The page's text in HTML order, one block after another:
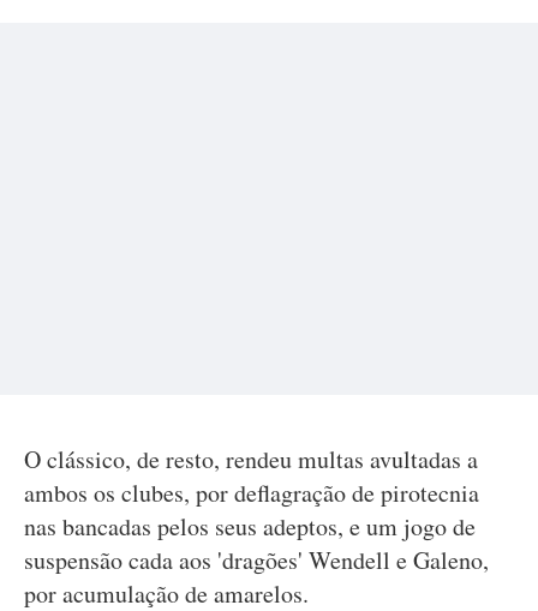
O clássico, de resto, rendeu multas avultadas a
ambos os clubes, por deflagração de pirotecnia
nas bancadas pelos seus adeptos, e um jogo de
suspensão cada aos 'dragões' Wendell e Galeno,
por acumulação de amarelos.